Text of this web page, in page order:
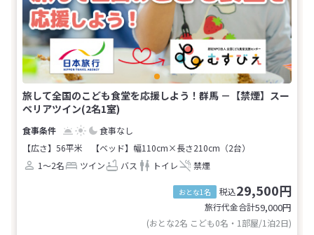
旅して全国のこども食堂を応援しよう！群馬 －【禁煙】スー
ペリアツイン(2名1室)
食事なし
【広さ】56平米
【ベッド】幅110cm×長さ210cm（2台）
1～2名
ツイン バス トイレ 禁煙
おとな1名 税込29,500円
旅行代金合計59,000円
(おとな2名 こども0名・1部屋/1泊2日)